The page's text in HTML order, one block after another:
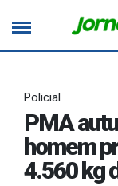
Policial
PMA
homem
4.560 kg